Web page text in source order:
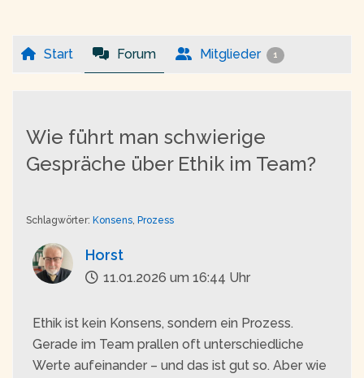
Start Forum Mitglieder 1
Wie führt man schwierige
Gespräche über Ethik im Team?
Schlagwörter: Konsens, Prozess
Horst
11.01.2026 um 16:44 Uhr
Ethik ist kein Konsens, sondern ein Prozess.
Gerade im Team prallen oft unterschiedliche
Werte aufeinander – und das ist gut so. Aber wie